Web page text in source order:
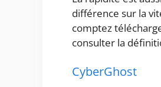
différence sur la
comptez
consulter la
CyberGhost